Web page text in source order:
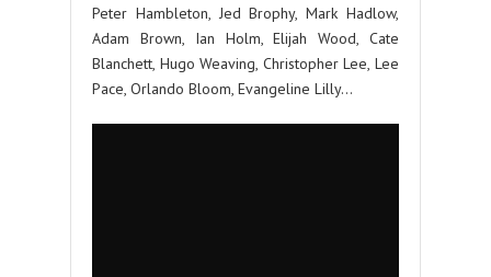
Peter Hambleton, Jed Brophy, Mark Hadlow,
Adam Brown, Ian Holm, Elijah Wood, Cate
Blanchett, Hugo Weaving, Christopher Lee, Lee
Pace, Orlando Bloom, Evangeline Lilly…